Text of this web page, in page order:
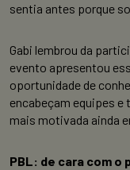
sentia antes porque
Gabi lembrou da
evento apresentou
oportunidade de
encabeçam equipes e
mais motivada ainda
PBL: de cara com o